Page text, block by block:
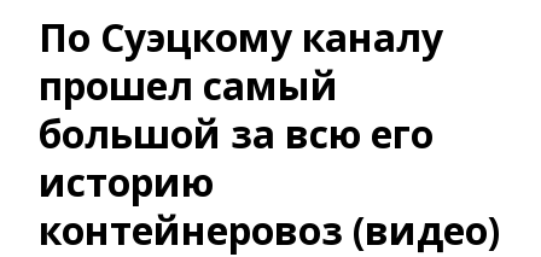
По Суэцкому каналу
прошел самый
большой за всю его
историю
контейнеровоз (видео)